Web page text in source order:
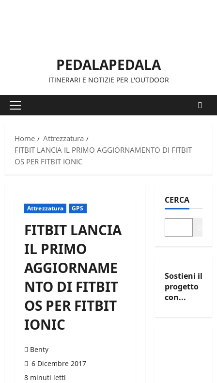
PEDALAPEDALA
ITINERARI E NOTIZIE PER L'OUTDOOR
Menu
Home
Attrezzatura
FITBIT LANCIA IL PRIMO AGGIORNAMENTO DI FITBIT
OS PER FITBIT IONIC
Attrezzatura GPS
FITBIT LANCIA
IL PRIMO
AGGIORNAME
NTO DI FITBIT
OS PER FITBIT
IONIC
Benty
6 Dicembre 2017
8 minuti letti
CERCA
Sostieni il
progetto
con...